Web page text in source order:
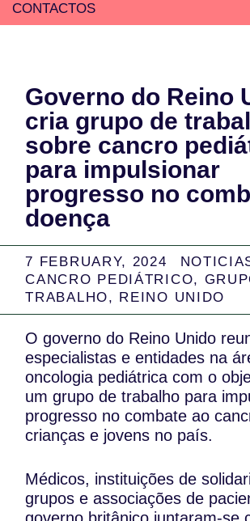
CONTACTOS
Governo do Reino
cria grupo de
sobre cancro
para impulsionar
progresso no
doença
7 FEBRUARY, 2024
CANCRO PEDIÁTRICO,
TRABALHO, REINO UNIDO
O governo do Reino Unido
especialistas e entidades na
oncologia pediátrica com o
um grupo de trabalho para
progresso no combate ao
crianças e jovens no país.
Médicos, instituições de
grupos e associações de